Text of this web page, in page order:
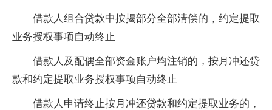
借款人组合贷款中按揭部分全部清偿的，约定提取
业务授权事项自动终止
借款人及配偶全部资金账户均注销的，按月冲还贷
款和约定提取业务授权事项自动终止
借款人申请终止按月冲还贷款和约定提取业务的，